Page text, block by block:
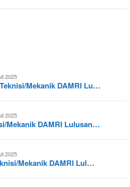
2025
Mekanik DAMRI Lu…
2025
Mekanik DAMRI Lulusan…
2025
Mekanik DAMRI Lul…